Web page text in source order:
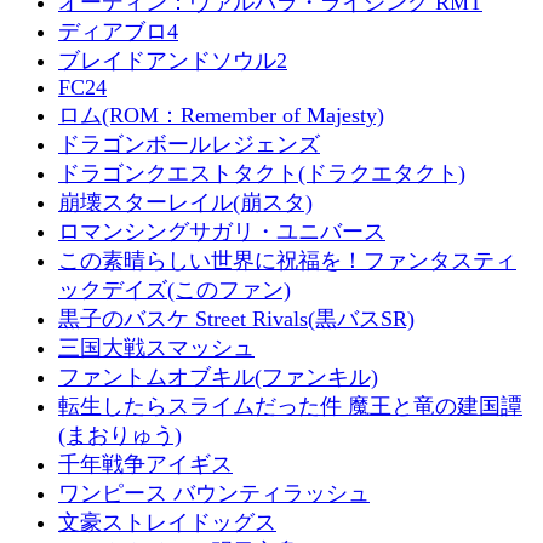
ディアブロ4
ブレイドアンドソウル2
FC24
ロム(ROM：Remember of Majesty)
ドラゴンボールレジェンズ
ドラゴンクエストタクト(ドラクエタクト)
崩壊スターレイル(崩スタ)
ロマンシングサガリ・ユニバース
この素晴らしい世界に祝福を！ファンタスティ
ックデイズ(このファン)
黒子のバスケ Street Rivals(黒バスSR)
三国大戦スマッシュ
ファントムオブキル(ファンキル)
転生したらスライムだった件 魔王と竜の建国譚
(まおりゅう)
千年戦争アイギス
ワンピース バウンティラッシュ
文豪ストレイドッグス